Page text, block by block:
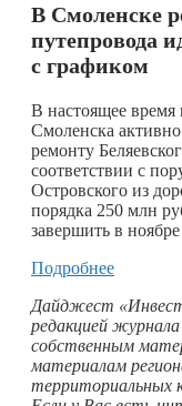
В Смоленске
путепровода
с графиком
В настоящее время
Смоленска
ремонту
соответствии с
Островского из
порядка 250 млн
завершить в
Подробнее
Дайджест
редакцией
собственным
материалам
территориальных